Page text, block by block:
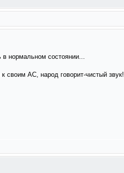
нормальном состоянии...
своим АС, народ говорит-чистый звук!